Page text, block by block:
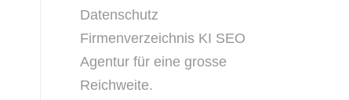
Datenschutz
Firmenverzeichnis KI SEO
Agentur für eine grosse
Reichweite.